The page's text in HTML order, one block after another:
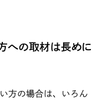
への取材は長めに
方の場合は、いろん